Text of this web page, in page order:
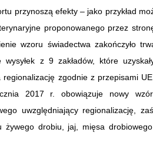
przynoszą efekty – jako przykład
proponowanego przez
wzoru świadectwa zakończyło
z 9 zakładów, które
zgodnie z przepisami
2017 r. obowiązuje nowy
uwzględniający regionalizację,
żywego drobiu, jaj, mięsa